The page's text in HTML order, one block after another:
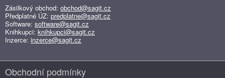
Zásilkový obchod: obchod@sagit.cz
Předplatné ÚZ: predplatne@sagit.cz
Software: software@sagit.cz
Knihkupci: knihkupci@sagit.cz
Inzerce: inzerce@sagit.cz
Obchodní podmínky